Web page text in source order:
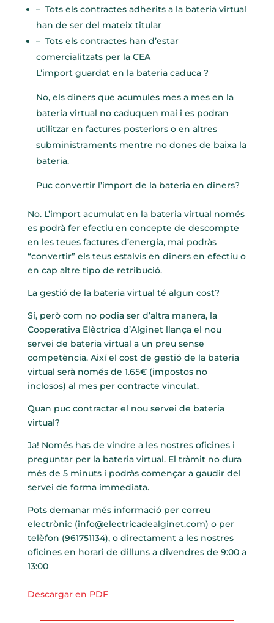
– Tots els contractes adherits a la bateria virtual
han de ser del mateix titular
– Tots els contractes han d’estar
comercialitzats per la CEA
L’import guardat en la bateria caduca ?
No, els diners que acumules mes a mes en la
bateria virtual no caduquen mai i es podran
utilitzar en factures posteriors o en altres
subministraments mentre no dones de baixa la
bateria.
Puc convertir l’import de la bateria en diners?
No. L’import acumulat en la bateria virtual només
es podrà fer efectiu en concepte de descompte
en les teues factures d’energia, mai podràs
“convertir” els teus estalvis en diners en efectiu o
en cap altre tipo de retribució.
La gestió de la bateria virtual té algun cost?
Sí, però com no podia ser d’altra manera, la
Cooperativa Elèctrica d’Alginet llança el nou
servei de bateria virtual a un preu sense
competència. Així el cost de gestió de la bateria
virtual serà només de 1.65€ (impostos no
inclosos) al mes per contracte vinculat.
Quan puc contractar el nou servei de bateria
virtual?
Ja! Només has de vindre a les nostres oficines i
preguntar per la bateria virtual. El tràmit no dura
més de 5 minuts i podràs començar a gaudir del
servei de forma immediata.
Pots demanar més informació per correu
electrònic (info@electricadealginet.com) o per
telèfon (961751134), o directament a les nostres
oficines en horari de dilluns a divendres de 9:00 a
13:00
Descargar en PDF